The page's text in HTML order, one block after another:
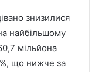
знизилися
найбільшому
мільйона
що нижче за